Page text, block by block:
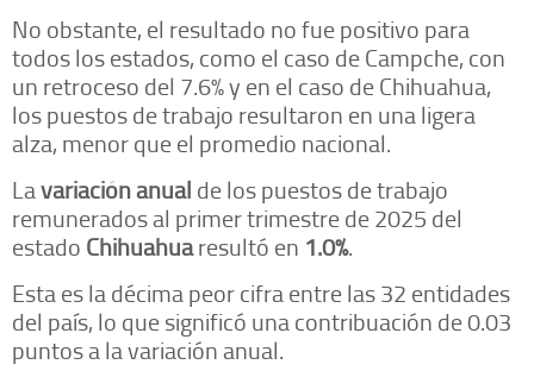
No obstante, el resultado no fue positivo para
todos los estados, como el caso de Campche, con
un retroceso del 7.6% y en el caso de Chihuahua,
los puestos de trabajo resultaron en una ligera
alza, menor que el promedio nacional.
Lavariación anual de los puestos de trabajo
remunerados al primer trimestre de 2025 del
estado Chihuahuaresultó en 1.0%.
Esta es la décima peor cifra entre las 32 entidades
del país, lo que significó una contribuación de 0.03
puntos a la variación anual.